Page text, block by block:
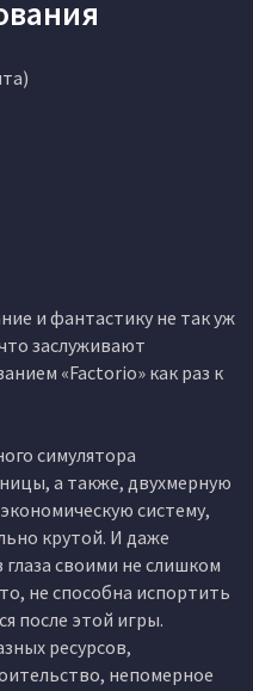
и фантастику не так уж
заслуживают
«Factorio» как раз к
симулятора
а также, двухмерную
систему,
крутой. И даже
своими не слишком
не способна испортить
после этой игры.
ресурсов,
непомерное